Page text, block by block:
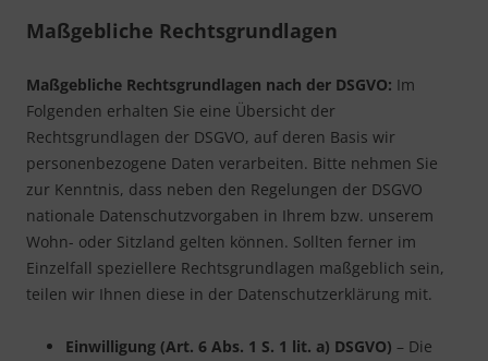
Maßgebliche Rechtsgrundlagen
Maßgebliche Rechtsgrundlagen nach der DSGVO: Im
Folgenden erhalten Sie eine Übersicht der
Rechtsgrundlagen der DSGVO, auf deren Basis wir
personenbezogene Daten verarbeiten. Bitte nehmen Sie
zur Kenntnis, dass neben den Regelungen der DSGVO
nationale Datenschutzvorgaben in Ihrem bzw. unserem
Wohn- oder Sitzland gelten können. Sollten ferner im
Einzelfall speziellere Rechtsgrundlagen maßgeblich sein,
teilen wir Ihnen diese in der Datenschutzerklärung mit.
Einwilligung (Art. 6 Abs. 1 S. 1 lit. a) DSGVO) – Die